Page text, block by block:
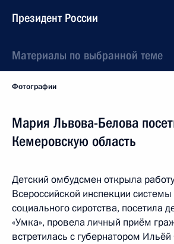
Президент России
Материалы по выбранной теме
Фотографии
Мария Львова-Белова
Кемеровскую область
Детский омбудсмен открыла
Всероссийской инспекции
социального сиротства, посетила
«Умка», провела личный приём
встретилась с губернатором